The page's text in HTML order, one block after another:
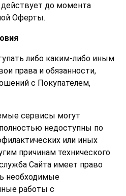
до момента
Оферты.
либо каким-либо иным
права и обязанности,
с Покупателем,
сервисы могут
недоступны по
или иных
причинам технического
Сайта имеет право
необходимые
работы с